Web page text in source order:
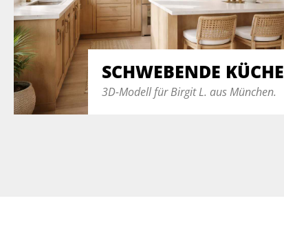
SCHWEBENDE KÜCHE
3D-Modell für Birgit L. aus München.